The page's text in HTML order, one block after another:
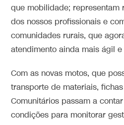
que mobilidade; representam
dos nossos profissionais e
comunidades rurais, que
atendimento ainda mais ágil e
Com as novas motos, que
transporte de materiais,
Comunitários passam a
condições para monitorar